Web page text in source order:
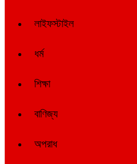
লাইফস্টাইল
ধর্ম
শিক্ষা
বাণিজ্য
অপরাধ